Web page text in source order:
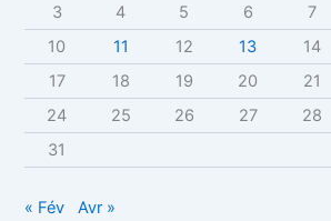
3
4 5 6 7
10
11 12 13 14
17
18 19 20 21
24
25 26 27 28
31
« Fév Avr »